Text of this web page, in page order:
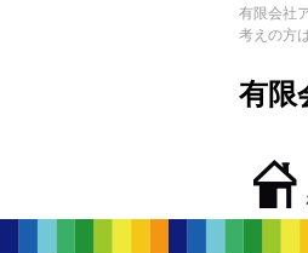
有限会社
考えの方
有限